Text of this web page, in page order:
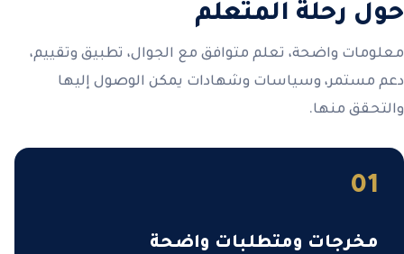
حول رحلة المتعلم
معلومات واضحة، تعلم متوافق مع الجوال، تطبيق وتقييم،
دعم مستمر، وسياسات وشهادات يمكن الوصول إليها
والتحقق منها.
01
مخرجات ومتطلبات واضحة